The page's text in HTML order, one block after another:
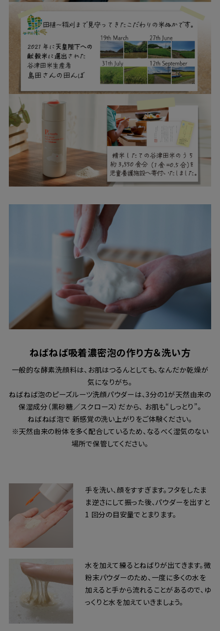
ねばねば吸着濃密泡の作り方＆洗い方
一般的な酵素洗顔料は、お肌はつるんとしても、なんだか乾燥が
気になりがち。
ねばねば泡のピーズルーツ洗顔パウダーは、3分の1が天然由来の
保湿成分（黒砂糖／スクロース）だから、 お肌も“しっとり”。
ねばねば泡で 新感覚の洗い上がりをご体験ください。
※天然由来の粉体を多く配合しているため、なるべく湿気のない
場所で保管してください。
手を洗い、顔をすすぎます。フタをしたま
ま逆さにして振った後、パウダーを出すと
1 回分の目安量でとまります。
水を加えて練るとねばりが出てきます。微
粉末パウダーのため、一度に多くの水を
加えると手から流れることがあるので、ゆ
っくりと水を加えていきましょう。